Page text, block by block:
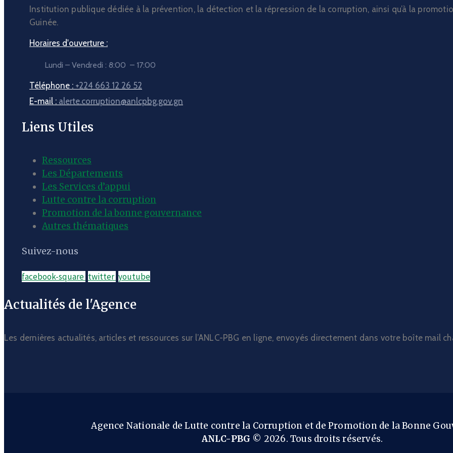
Institution publique dédiée à la prévention, la détection et la répression de la corruption, ainsi qu’à la
Guinée.
Horaires d'ouverture :
Lundi – Vendredi : 8:00 – 17:00
Téléphone : +224 663 12 26 52
E-mail : alerte.corruption@anlcpbg.gov.gn
Liens Utiles
Ressources
Les Départements
Les Services d’appui
Lutte contre la corruption
Promotion de la bonne gouvernance
Autres thématiques
Suivez-nous
facebook-square twitter youtube
Actualités de l'Agence
Les dernières actualités, articles et ressources sur l’ANLC-PBG en ligne, envoyés directement dans votre boîte mail
Agence Nationale de Lutte contre la Corruption et de Promotion de la Bonne
ANLC-PBG © 2026. Tous droits réservés.